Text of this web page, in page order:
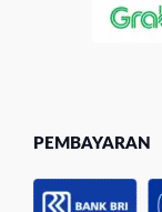
PEMBAYARAN